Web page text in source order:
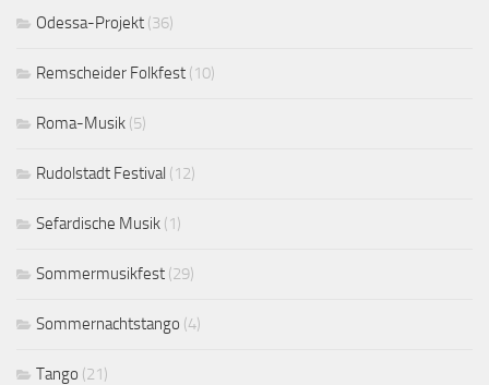
Odessa-Projekt (36)
Remscheider Folkfest (10)
Roma-Musik (5)
Rudolstadt Festival (12)
Sefardische Musik (1)
Sommermusikfest (29)
Sommernachtstango (4)
Tango (21)